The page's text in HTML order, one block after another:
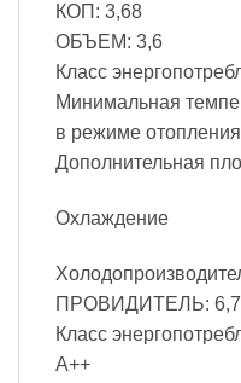
КОП: 3,68
ОБЪЕМ: 3,6
Класс
Минимальная
в режиме
Дополнительная
Охлаждение
ПРОВИДИТЕЛЬ: 6,7
Класс
A++